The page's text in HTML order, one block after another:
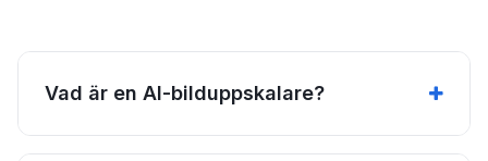
Vad är en AI-bilduppskalare?